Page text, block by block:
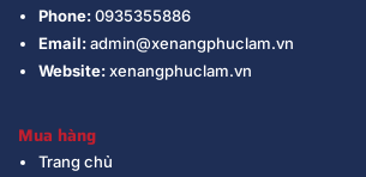
Phone:0935355886
Email:admin@xenangphuclam.vn
Website:xenangphuclam.vn
Mua hàng
Trang chủ